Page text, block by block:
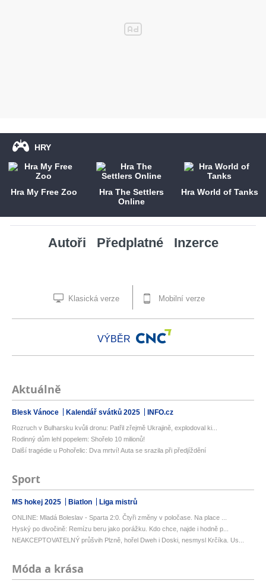
HRY
Hra My Free Zoo
Hra The Settlers
Online
Hra World of Tanks
Autoři Předplatné Inzerce
Klasická verze Mobilní verze
VÝBĚR
Aktuálně
Blesk Vánoce Kalendář svátků 2025 INFO.cz
Rozruch v Bulharsku kvůli dronu: Patřil zřejmě Ukrajině, explodoval ki...
Rodinný dům lehl popelem: Shořelo 10 milionů!
Další tragédie u Pohořelic: Dva mrtví! Auta se srazila při předjíždění
Sport
MS hokej 2025 Biatlon Liga mistrů
ONLINE: Mladá Boleslav - Sparta 2:0. Čtyři změny v poločase. Na place ...
Hyský po divočině: Remízu beru jako porážku. Kdo chce, najde i hodně p...
NEAKCEPTOVATELNÝ průšvih Plzně, hořel Dweh i Doski, nesmysl Krčíka. Us...
Móda a krása